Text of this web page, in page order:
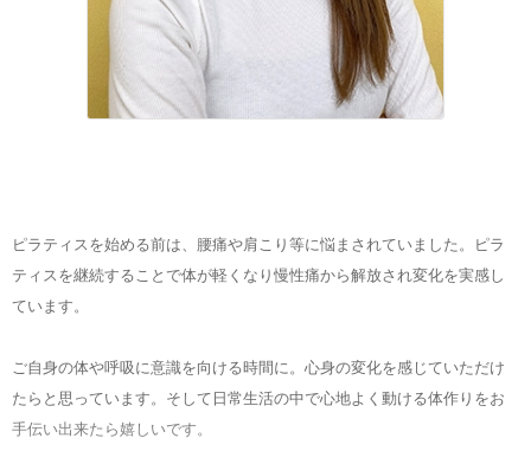
ピラティスを始める前は、腰痛や肩こり等に悩まされていました。ピラ
ティスを継続することで体が軽くなり慢性痛から解放され変化を実感し
ています。
ご自身の体や呼吸に意識を向ける時間に。心身の変化を感じていただけ
たらと思っています。そして日常生活の中で心地よく動ける体作りをお
手伝い出来たら嬉しいです。